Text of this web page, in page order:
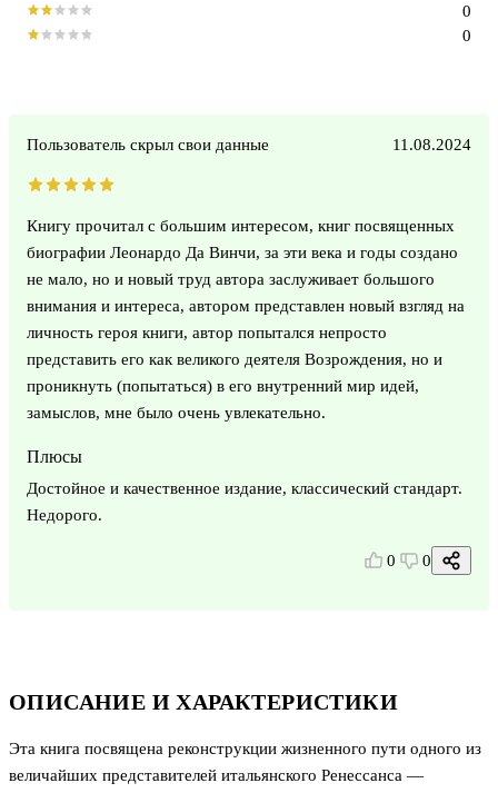
ОПИСАНИЕ И ХАРАКТЕРИСТИКИ
Эта книга посвящена реконструкции жизненного пути одного из
величайших представителей итальянского Ренессанса —
0
0
Пользователь скрыл свои данные 11.08.2024
Книгу прочитал с большим интересом, книг посвященных
биографии Леонардо Да Винчи, за эти века и годы создано
не мало, но и новый труд автора заслуживает большого
внимания и интереса, автором представлен новый взгляд на
личность героя книги, автор попытался непросто
представить его как великого деятеля Возрождения, но и
проникнуть (попытаться) в его внутренний мир идей,
замыслов, мне было очень увлекательно.
Плюсы
Достойное и качественное издание, классический стандарт.
Недорого.
0 0